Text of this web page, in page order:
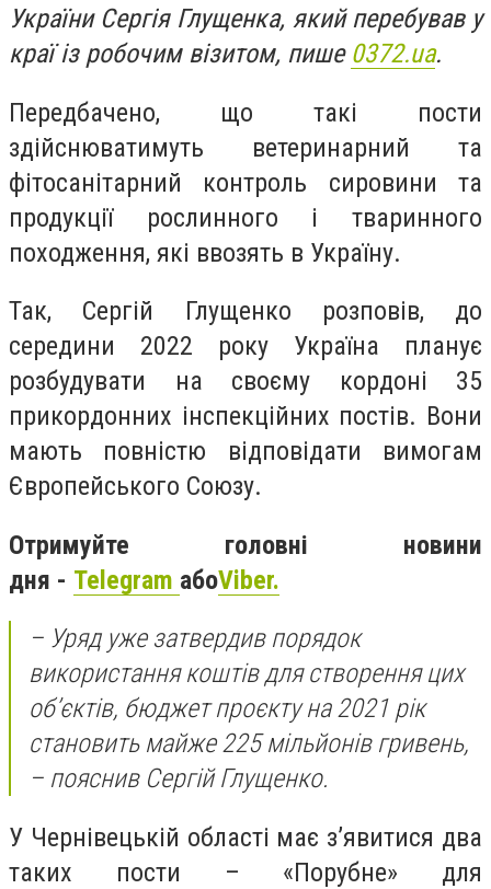
України Сергія Глущенка, який перебував у
краї із робочим візитом, пише 0372.ua.
Передбачено, що такі пости
здійснюватимуть ветеринарний та
фітосанітарний контроль сировини та
продукції рослинного і тваринного
походження, які ввозять в Україну.
Так, Сергій Глущенко розповів, до
середини 2022 року Україна планує
розбудувати на своєму кордоні 35
прикордонних інспекційних постів. Вони
мають повністю відповідати вимогам
Європейського Союзу.
Отримуйте головні новини
дня - Telegram абоViber.
– Уряд уже затвердив порядок
використання коштів для створення цих
об’єктів, бюджет проєкту на 2021 рік
становить майже 225 мільйонів гривень,
– пояснив Сергій Глущенко.
У Чернівецькій області має з’явитися два
таких пости – «Порубне» для